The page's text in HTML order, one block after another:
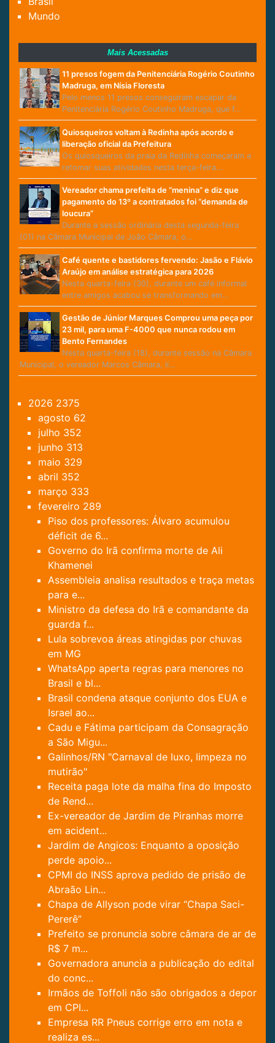
Mundo
Mais Acessadas
11 presos fogem da Penitenciária Rogério Coutinho
Madruga, em Nísia Floresta
Pelo menos 11 presos conseguiram escapar da
Penitenciária Rogério Coutinho Madruga, que f…
Quiosqueiros voltam à Redinha após acordo e
liberação oficial da Prefeitura
Os quiosqueiros da praia da Redinha começaram a
retomar suas atividades nesta terça-feira…
Vereador chama prefeita de “menina” e diz que
pagamento do 13º a contratados foi “demanda de
loucura”
Durante a sessão ordinária desta segunda-feira
(01) na Câmara Municipal de João Câmara, o…
Café quente e bastidores fervendo: Jasão e Flávio
Araújo em análise estratégica para 2026
Nesta quarta-feira (30), durante um café informal
entre amigos acabou se transformando em…
Gestão de Júnior Marques Comprou uma peça por
23 mil, para uma F-4000 que nunca rodou em
Bento Fernandes
Nesta quarta-feira (18), durante sessão na Câmara
Municipal, o vereador Marcos Câmara, lí…
2026 2375
agosto 62
julho 352
junho 313
maio 329
abril 352
março 333
fevereiro 289
Piso dos professores: Álvaro acumulou
déficit de 6...
Governo do Irã confirma morte de Ali
Khamenei
Assembleia analisa resultados e traça metas
para e...
Ministro da defesa do Irã e comandante da
guarda f...
Lula sobrevoa áreas atingidas por chuvas
em MG
WhatsApp aperta regras para menores no
Brasil e bl...
Brasil condena ataque conjunto dos EUA e
Israel ao...
Cadu e Fátima participam da Consagração
a São Migu...
Galinhos/RN "Carnaval de luxo, limpeza no
mutirão"
Receita paga lote da malha fina do Imposto
de Rend...
Ex-vereador de Jardim de Piranhas morre
em acident...
Jardim de Angicos: Enquanto a oposição
perde apoio...
CPMI do INSS aprova pedido de prisão de
Abraão Lin...
Chapa de Allyson pode virar “Chapa Saci-
Pererê”
Prefeito se pronuncia sobre câmara de ar de
R$ 7 m...
Governadora anuncia a publicação do edital
do conc...
Irmãos de Toffoli não são obrigados a depor
em CPI...
Empresa RR Pneus corrige erro em nota e
realiza es...